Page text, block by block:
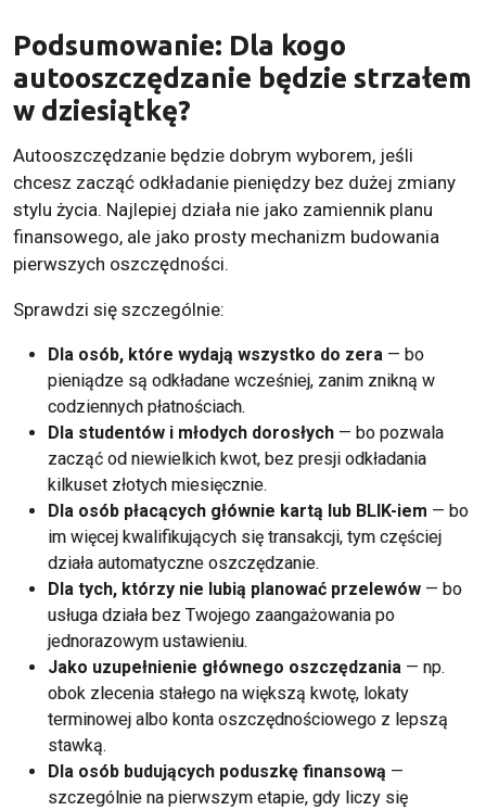
Podsumowanie: Dla kogo
autooszczędzanie będzie strzałem
w dziesiątkę?
Autooszczędzanie będzie dobrym wyborem, jeśli
chcesz zacząć odkładanie pieniędzy bez dużej zmiany
stylu życia. Najlepiej działa nie jako zamiennik planu
finansowego, ale jako prosty mechanizm budowania
pierwszych oszczędności.
Sprawdzi się szczególnie:
Dla osób, które wydają wszystko do zera — bo
pieniądze są odkładane wcześniej, zanim znikną w
codziennych płatnościach.
Dla studentów i młodych dorosłych — bo pozwala
zacząć od niewielkich kwot, bez presji odkładania
kilkuset złotych miesięcznie.
Dla osób płacących głównie kartą lub BLIK-iem — bo
im więcej kwalifikujących się transakcji, tym częściej
działa automatyczne oszczędzanie.
Dla tych, którzy nie lubią planować przelewów — bo
usługa działa bez Twojego zaangażowania po
jednorazowym ustawieniu.
Jako uzupełnienie głównego oszczędzania — np.
obok zlecenia stałego na większą kwotę, lokaty
terminowej albo konta oszczędnościowego z lepszą
stawką.
Dla osób budujących poduszkę finansową —
szczególnie na pierwszym etapie, gdy liczy się